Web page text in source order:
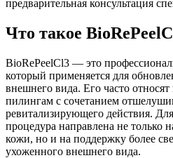
предварительная консультация
Что такое
BioRePeelCl3 — это
который применяется для
внешнего вида. Его часто
пилингам с сочетанием
ревитализирующего действия.
процедура направлена не только
кожи, но и на поддержку более
ухоженного внешнего вида.